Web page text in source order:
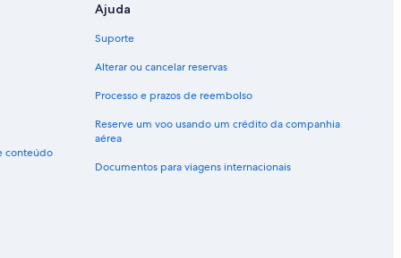
conteúdo
Ajuda
Suporte
Alterar ou cancelar reservas
Processo e prazos de reembolso
Reserve um voo usando um crédito da companhia
aérea
Documentos para viagens internacionais